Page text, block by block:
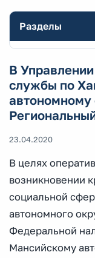
Разделы
В
службы по
автономному
23.04.2020
В целях
возникновении
социальной
автономного
Федеральной
Мансийскому